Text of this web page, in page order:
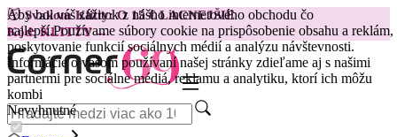
Aby bol váš zážitok z nášho internetového obchodu čo
najlepší.Používame súbory cookie na prispôsobenie obsahu a reklám,
poskytovanie funkcií sociálnych médií a analýzu návštevnosti.
Informácie o vašom používaní našej stránky zdieľame aj s našimi
partnermi pre sociálne médiá, reklamu a analytiku, ktorí ich môžu
kombi
Nevyhnutné
😽Svakom Klitty: O 15 € LACNEJŠIE
Kód: KLITTY →